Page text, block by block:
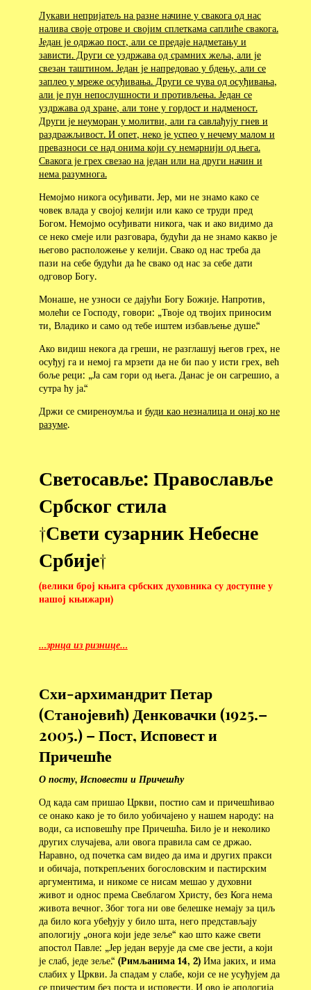
Лукави непријатељ на разне начине у свакога од нас
налива своје отрове и својим сплеткама саплиће свакога.
Један је одржао пост, али се предаје надметању и
зависти. Други се уздржава од срамних жеља, али је
свезан таштином. Један је напредовао у бдењу, али се
заплео у мреже осуђивања. Други се чува од осуђивања,
али је пун непослушности и противљења. Један се
уздржава од хране, али тоне у гордост и надменост.
Други је неуморан у молитви, али га савлађују гнев и
раздражљивост. И опет, неко је успео у нечему малом и
превазноси се над онима који су немарнији од њега.
Свакога је грех свезао на један или на други начин и
нема разумнога.
Немојмо никога осуђивати. Јер, ми не знамо како се
човек влада у својој келији или како се труди пред
Богом. Немојмо осуђивати никога, чак и ако видимо да
се неко смеје или разговара, будући да не знамо какво је
његово расположење у келији. Свако од нас треба да
пази на себе будући да ће свако од нас за себе дати
одговор Богу.
Монаше, не узноси се дајући Богу Божије. Напротив,
молећи се Господу, говори: „Твоје од твојих приносим
ти, Владико и само од тебе иштем избављење душе.“
Ако видиш некога да греши, не разглашуј његов грех, не
осуђуј га и немој га мрзети да не би пао у исти грех, већ
боље реци: „Ја сам гори од њега. Данас је он сагрешио, а
сутра ћу ја.“
Држи се смиреноумља и буди као незналица и онај ко не
разуме.
Светосавље: Православље
Србског стила
†Свети сузарник Небесне
Србије†
(велики број књига србских духовника су доступне у
нашој књижари)
…зрнца из ризнице…
Схи-архимандрит Петар
(Станојевић) Денковачки (1925.–
2005.) – Пост, Исповест и
Причешће
О посту, Исповести и Причешћу
Од када сам пришао Цркви, постио сам и причешћивао
се онако како је то било уобичајено у нашем народу: на
води, са исповешћу пре Причешћа. Било је и неколико
других случајева, али овога правила сам се држао.
Наравно, од почетка сам видео да има и других пракси
и обичаја, поткрепљених богословским и пастирским
аргументима, и никоме се нисам мешао у духовни
живот и однос према Свеблагом Христу, без Кога нема
живота вечног. Због тога ни ове белешке немају за циљ
да било кога убеђују у било шта, него представљају
апологију „онога који једе зеље“ као што каже свети
апостол Павле: „Јер један верује да сме све јести, а који
је слаб, једе зеље.“ (Римљанима 14, 2)Има јаких, и има
слабих у Цркви. Ја спадам у слабе, који се не усуђујем да
се причестим без поста и исповести. И ово је апологија